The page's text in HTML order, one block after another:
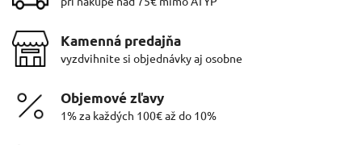
Kamenná predajňa
vyzdvihnite si objednávky aj osobne
Objemové zľavy
1% za každých 100€ až do 10%